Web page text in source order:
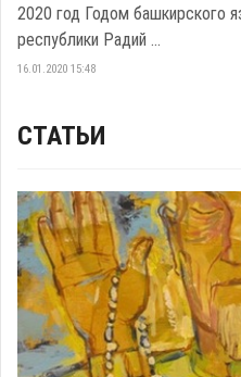
2020 год Годом башкирского
республики Радий ...
16.01.2020 15:48
СТАТЬИ